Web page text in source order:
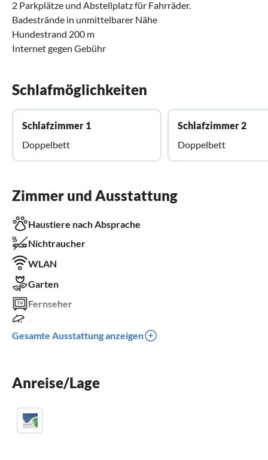
2 Parkplätze und Abstellplatz für Fahrräder.
Badestrände in unmittelbarer Nähe
Hundestrand 200 m
Internet gegen Gebühr
Schlafmöglichkeiten
Schlafzimmer 1
Doppelbett
Schlafzimmer 2
Doppelbett
Zimmer und Ausstattung
Haustiere nach Absprache
Nichtraucher
WLAN
Garten
Fernseher
Spülmaschine
Kamin
Gesamte Ausstattung anzeigen
Anreise/Lage